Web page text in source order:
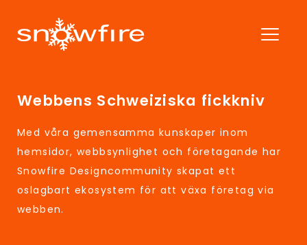
Webbens Schweiziska fickkniv
Med våra gemensamma kunskaper inom
hemsidor, webbsynlighet och företagande har
Snowfire Designcommunity skapat ett
oslagbart ekosystem för att växa företag via
webben.